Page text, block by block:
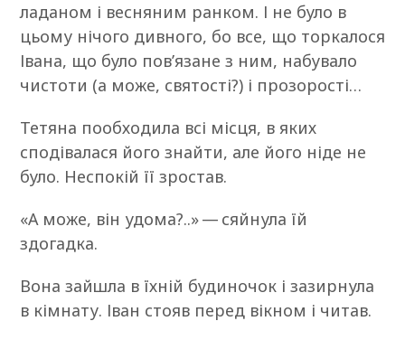
ладаном і весняним ранком. І не було в
цьому нічого дивного, бо все, що торкалося
Івана, що було пов’язане з ним, набувало
чистоти (а може, святості?) і прозорості…
Тетяна пообходила всі місця, в яких
сподівалася його знайти, але його ніде не
було. Неспокій її зростав.
«А може, він удома?..» — сяйнула їй
здогадка.
Вона зайшла в їхній будиночок і зазирнула
в кімнату. Іван стояв перед вікном і читав.